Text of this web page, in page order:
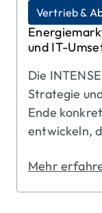
und IT-
Die
Strategie
Ende
entwickeln,
Mehr
Vertrieb &